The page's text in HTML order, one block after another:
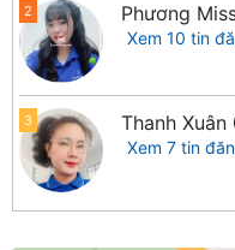
2 Phương
Xem 10 tin
3 Thanh Xuân
Xem 7 tin